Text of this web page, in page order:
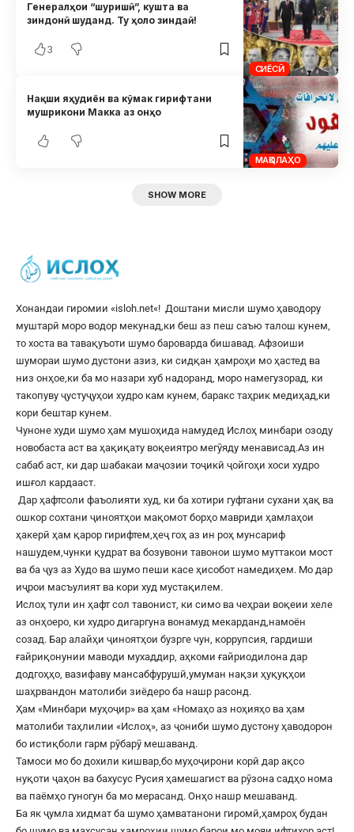
СИЁСӢ
Генералҳои “шуришӣ”, кушта ва
зиндонӣ шуданд. Ту ҳоло зиндаӣ!
3
МАҚОЛАҲО
Нақши яҳудиён ва кӯмак гирифтани
мушрикони Макка аз онҳо
SHOW MORE
Хонандаи гиромии «isloh.net«! Доштани мисли шумо ҳаводору
муштарӣ моро водор мекунад,ки беш аз пеш саъю талош кунем,
то хоста ва тавақуъоти шумо бароварда бишавад. Афзоиши
шумораи шумо дустони азиз, ки сидқан ҳамроҳи мо ҳастед ва
низ онҳое,ки ба мо назари хуб надоранд, моро намегузорад, ки
такопуву ҷустуҷуҳои худро кам кунем, баракс таҳрик медиҳад,ки
кори бештар кунем.
Чуноне худи шумо ҳам мушоҳида намудед Ислоҳ минбари озоду
новобаста аст ва ҳақиқату воқеиятро мегӯяду менависад.Аз ин
сабаб аст, ки дар шабакаи маҷозии тоҷикӣ ҷойгоҳи хоси худро
ишғол кардааст.
Дар ҳафтсоли фаъолияти худ, ки ба хотири гуфтани сухани ҳақ ва
ошкор сохтани ҷиноятҳои мақомот борҳо мавриди ҳамлаҳои
ҳакерӣ ҳам қарор гирифтем,ҳеҷ гоҳ аз ин роҳ мунсариф
нашудем,чунки қудрат ва бозувони тавонои шумо муттакои мост
ва ба ҷуз аз Худо ва шумо пеши касе ҳисобот намедиҳем. Мо дар
иҷрои масъулият ва кори худ мустақилем.
Ислоҳ тули ин ҳафт сол тавонист, ки симо ва чеҳраи воқеии хеле
аз онҳоеро, ки худро дигаргуна вонамуд мекарданд,намоён
созад. Бар алайҳи ҷиноятҳои бузрге чун, коррупсия, гардиши
ғайриқонунии маводи мухаддир, аҳкоми ғайриодилона дар
додгоҳҳо, вазифаву мансабфурушӣ,умуман нақзи ҳуқуқҳои
шаҳрвандон матолиби зиёдеро ба нашр расонд.
Ҳам «Минбари муҳоҷир» ва ҳам «Номаҳо аз ноҳияҳо ва ҳам
матолиби таҳлилии «Ислоҳ», аз ҷониби шумо дустону ҳаводорон
бо истиқболи гарм рӯбарӯ мешаванд.
Тамоси мо бо дохили кишвар,бо муҳоҷирони корӣ дар ақсо
нуқоти ҷаҳон ва бахусус Русия ҳамешагист ва рӯзона садҳо нома
ва паёмҳо гуногун ба мо мерасанд. Онҳо нашр мешаванд.
Ба як ҷумла хидмат ба шумо ҳамватанони гиромӣ,ҳамроҳ будан